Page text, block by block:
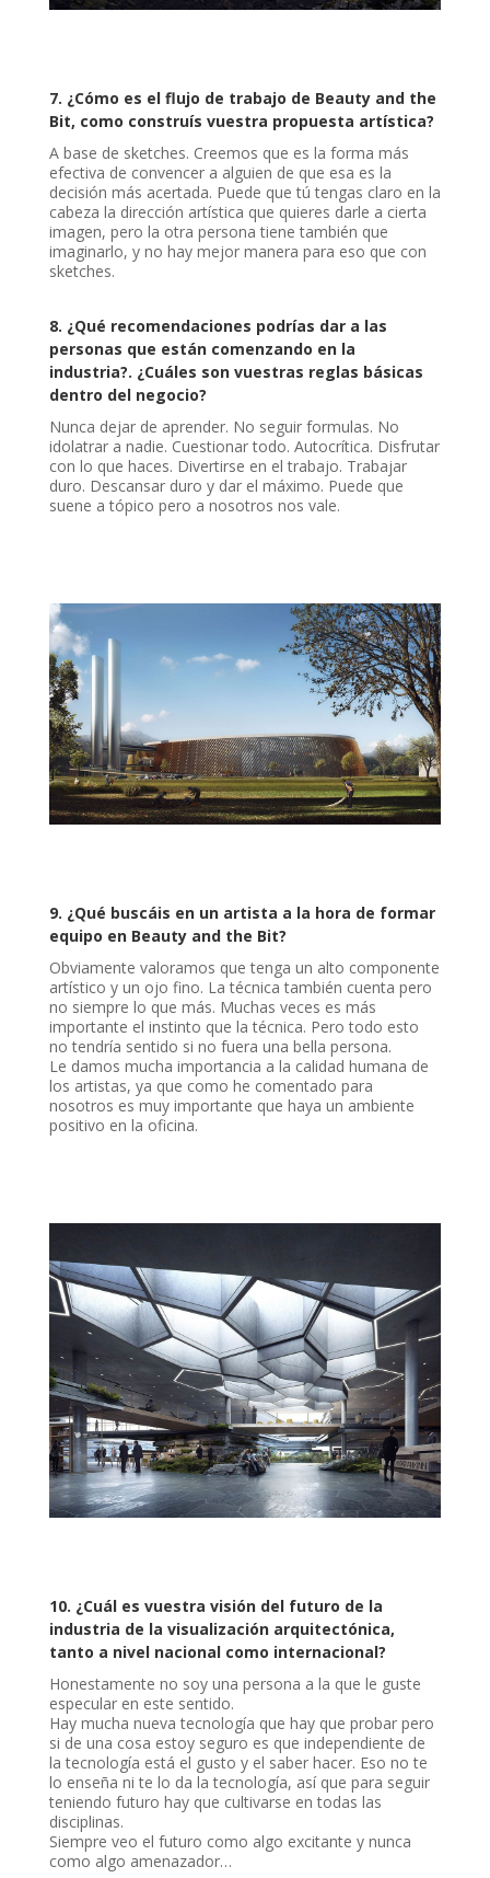
7. ¿Cómo es el flujo de trabajo de Beauty and the
Bit, como construís vuestra propuesta artística?
A base de sketches. Creemos que es la forma más
efectiva de convencer a alguien de que esa es la
decisión más acertada. Puede que tú tengas claro en la
cabeza la dirección artística que quieres darle a cierta
imagen, pero la otra persona tiene también que
imaginarlo, y no hay mejor manera para eso que con
sketches.
8. ¿Qué recomendaciones podrías dar a las
personas que están comenzando en la
industria?. ¿Cuáles son vuestras reglas básicas
dentro del negocio?
Nunca dejar de aprender. No seguir formulas. No
idolatrar a nadie. Cuestionar todo. Autocrítica. Disfrutar
con lo que haces. Divertirse en el trabajo. Trabajar
duro. Descansar duro y dar el máximo. Puede que
suene a tópico pero a nosotros nos vale.
9. ¿Qué buscáis en un artista a la hora de formar
equipo en Beauty and the Bit?
Obviamente valoramos que tenga un alto componente
artístico y un ojo fino. La técnica también cuenta pero
no siempre lo que más. Muchas veces es más
importante el instinto que la técnica. Pero todo esto
no tendría sentido si no fuera una bella persona.
Le damos mucha importancia a la calidad humana de
los artistas, ya que como he comentado para
nosotros es muy importante que haya un ambiente
positivo en la oficina.
10. ¿Cuál es vuestra visión del futuro de la
industria de la visualización arquitectónica,
tanto a nivel nacional como internacional?
Honestamente no soy una persona a la que le guste
especular en este sentido.
Hay mucha nueva tecnología que hay que probar pero
si de una cosa estoy seguro es que independiente de
la tecnología está el gusto y el saber hacer. Eso no te
lo enseña ni te lo da la tecnología, así que para seguir
teniendo futuro hay que cultivarse en todas las
disciplinas.
Siempre veo el futuro como algo excitante y nunca
como algo amenazador…